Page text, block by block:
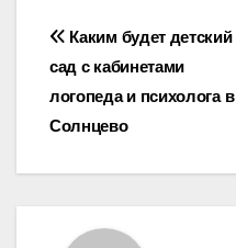
Навигация
по
записям
Каким будет детский
сад с кабинетами
логопеда и психолога в
Солнцево